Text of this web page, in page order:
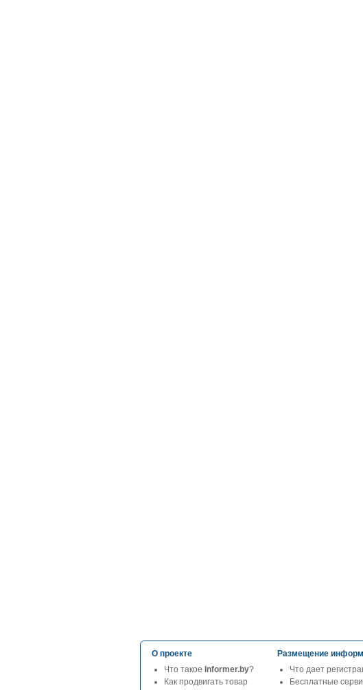
О проекте
Что такое Informer.by?
Как продвигать товар
Размещение
Что дает
Бесплатные